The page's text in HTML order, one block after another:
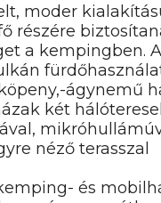
moder
részére
a kempingben. A
ágynemű
két
néző terasszal
és